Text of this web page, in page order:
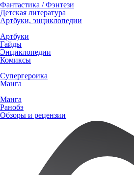
Фантастика / Фэнтези
Детская литература
Артбуки, энциклопедии
Артбуки
Гайды
Энциклопедии
Комиксы
Супергероика
Манга
Манга
Ранобэ
Обзоры и рецензии